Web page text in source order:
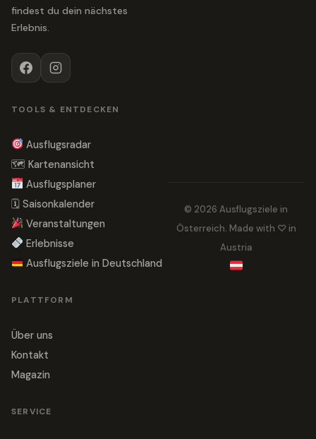
findest du dein nächstes
Erlebnis.
TOOLS & ENTDECKEN
Ausflugsradar
🗺 Kartenansicht
Ausflugsplaner
🗓 Saisonkalender
Veranstaltungen
Erlebnisse
Ausflugsziele in Deutschland
PLATTFORM
Über uns
Kontakt
Magazin
SERVICE
© 2026 Ausflugsziele in
Österreich. Made with ♡ in
Austria